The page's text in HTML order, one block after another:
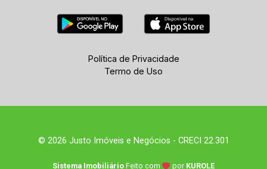
Política de Privacidade
Termo de Uso
© 2026 Justo Imóveis e Negócios - CRECI 22.301
Sistema Imobiliário Feito com por KUROLE